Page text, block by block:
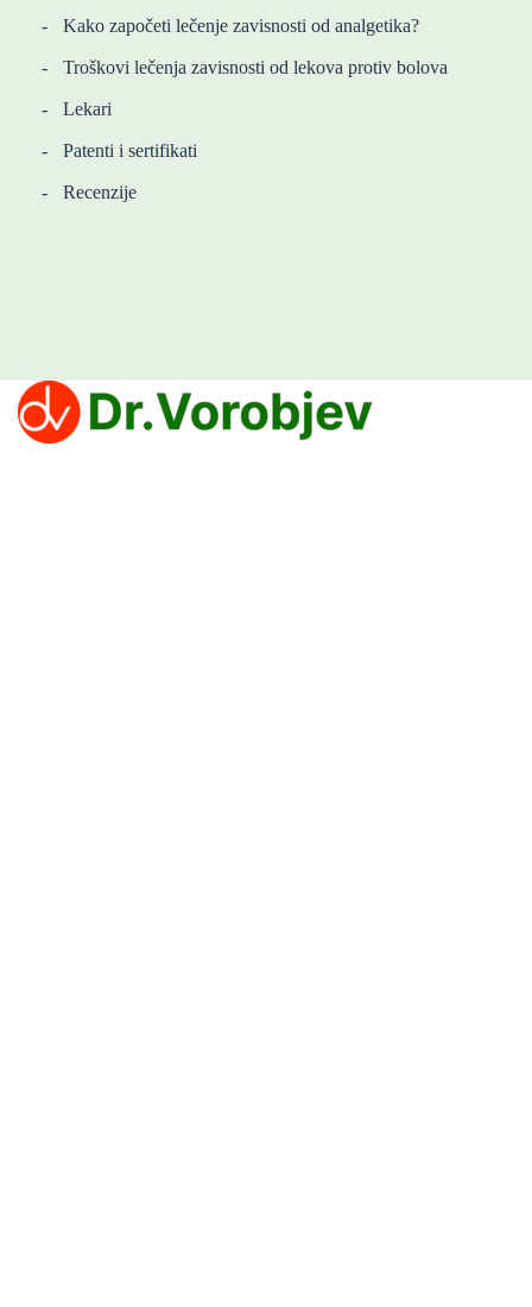
Kako započeti lečenje zavisnosti od analgetika?
Troškovi lečenja zavisnosti od lekova protiv bolova
Lekari
Patenti i sertifikati
Recenzije